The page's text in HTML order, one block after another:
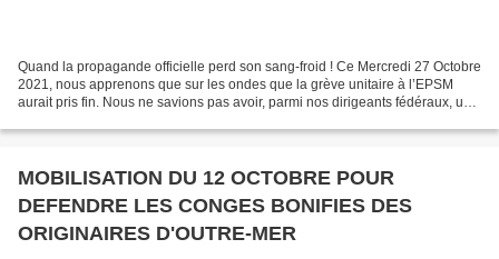
Quand la propagande officielle perd son sang-froid ! Ce Mercredi 27 Octobre
2021, nous apprenons que sur les ondes que la grève unitaire à l’EPSM
aurait pris fin. Nous ne savions pas avoir, parmi nos dirigeants fédéraux, un
MOBILISATION DU 12 OCTOBRE POUR
DEFENDRE LES CONGES BONIFIES DES
ORIGINAIRES D'OUTRE-MER